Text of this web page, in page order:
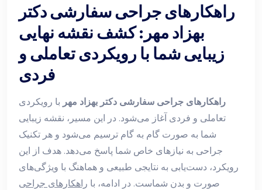
راهکارهای جراحی سفارشی دکتر
بهزاد مهر: کشف نقشه نهایی
زیبایی شما با رویکردی تعاملی و
فردی
راهکارهای جراحی سفارشی دکتر بهزاد مهر با رویکردی
تعاملی و فردی آغاز می‌شود. در این مسیر، نقشه زیبایی
شما به صورت گام به گام ترسیم می‌شود و هر تکنیک
جراحی به نیازهای خاص شما پاسخ می‌دهد. هدف از این
رویکرد، دست‌یابی به نتایجی طبیعی و هماهنگ با ویژگی‌های
صورت و بدن شماست. در ادامه، با راهکارهای جراحی